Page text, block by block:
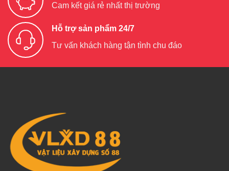
Cam kết giá rẻ nhất thị trường
Hỗ trợ sản phẩm 24/7
Tư vấn khách hàng tận tình chu đáo